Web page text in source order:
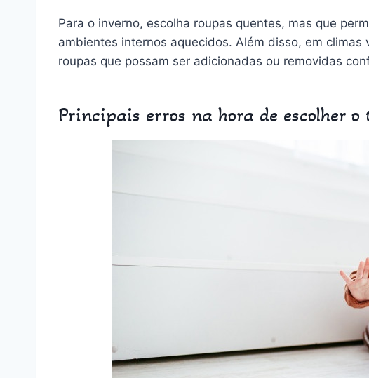
Para o inverno, escolha roupas quentes, mas que
ambientes internos aquecidos. Além disso, em
roupas que possam ser adicionadas ou removidas
Principais erros na hora de escolher